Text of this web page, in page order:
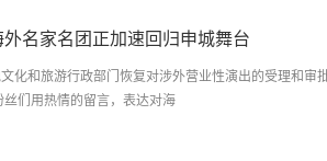
名家名团正加速回归申城舞台
化和旅游行政部门恢复对涉外营业性演出的受理和审
们用热情的留言，表达对海